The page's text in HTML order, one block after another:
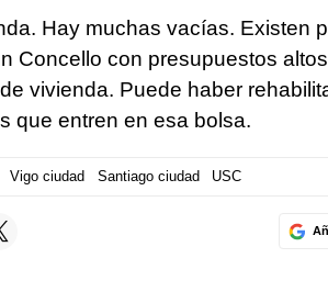
Hay muchas vacías. Existen
Concello con presupuestos
vivienda. Puede haber
que entren en esa bolsa.
Vigo ciudad Santiago ciudad USC